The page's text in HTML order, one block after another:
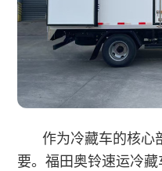
作为冷藏车的核心
要。福田奥铃速运冷